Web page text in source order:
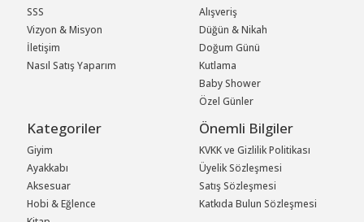
SSS
Vizyon & Misyon
İletişim
Nasıl Satış Yaparım
Alışveriş
Düğün & Nikah
Doğum Günü
Kutlama
Baby Shower
Özel Günler
Kategoriler
Giyim
Ayakkabı
Aksesuar
Hobi & Eğlence
Önemli Bilgiler
KVKK ve Gizlilik Politikası
Üyelik Sözleşmesi
Satış Sözleşmesi
Katkıda Bulun Sözleşmesi